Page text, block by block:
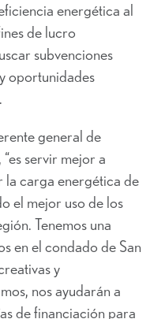
energética al
de lucro
subvenciones
oportunidades
general de
servir mejor a
la carga energética de
el mejor uso de los
Tenemos una
en el condado de San
y
nos ayudarán a
de financiación para